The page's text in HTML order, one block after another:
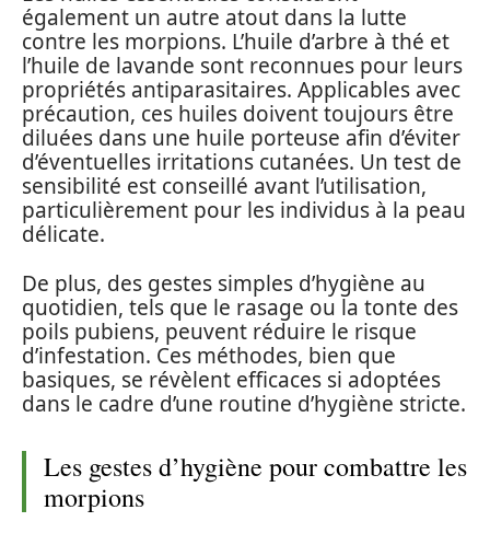
également un autre atout dans la lutte
contre les morpions. L’huile d’arbre à thé et
l’huile de lavande sont reconnues pour leurs
propriétés antiparasitaires. Applicables avec
précaution, ces huiles doivent toujours être
diluées dans une huile porteuse afin d’éviter
d’éventuelles irritations cutanées. Un test de
sensibilité est conseillé avant l’utilisation,
particulièrement pour les individus à la peau
délicate.
De plus, des gestes simples d’hygiène au
quotidien, tels que le rasage ou la tonte des
poils pubiens, peuvent réduire le risque
d’infestation. Ces méthodes, bien que
basiques, se révèlent efficaces si adoptées
dans le cadre d’une routine d’hygiène stricte.
Les gestes d’hygiène pour combattre les
morpions